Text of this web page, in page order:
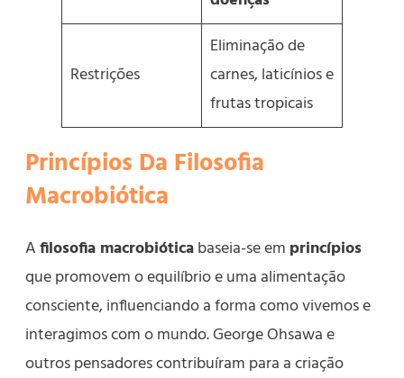
Restrições
Eliminação de
carnes, laticínios e
frutas tropicais
Princípios Da Filosofia
Macrobiótica
Afilosofia macrobióticabaseia-se em princípios
que promovem o equilíbrio e uma alimentação
consciente, influenciando a forma como vivemos e
interagimos com o mundo. George Ohsawa e
outros pensadores contribuíram para a criação